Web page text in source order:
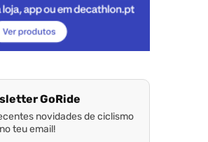
GoRide
novidades de ciclismo
no teu email!